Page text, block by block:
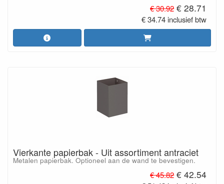
€ 30.92 € 28.71
€ 34.74 inclusief btw
Vierkante papierbak - Uit assortiment antraciet
Metalen papierbak. Optioneel aan de wand te bevestigen.
€ 45.82 € 42.54